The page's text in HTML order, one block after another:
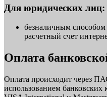
Для юридических лиц:
безналичным способом
расчетный счет
Оплата
Оплата происходит через
использованием